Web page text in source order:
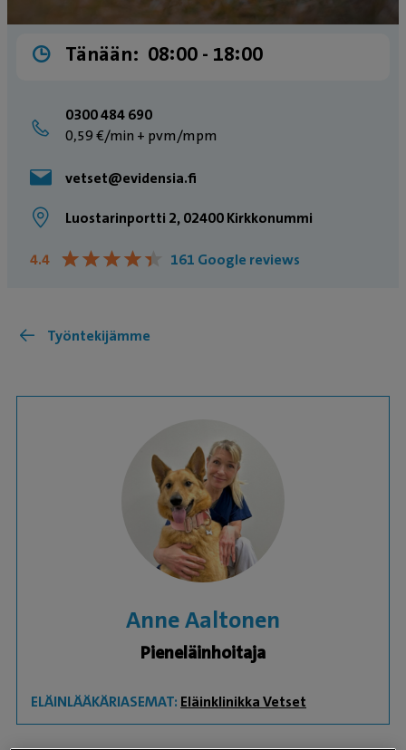
Tänään: 08:00 ­- 18:00
0300 484 690
0,59 €/min + pvm/mpm
vetset@evidensia.fi
Luostarinportti 2, 02400 Kirkkonummi
4.4 ★★★★★
★★★★★ 161 Google reviews
Työntekijämme
Anne Aaltonen
Pieneläinhoitaja
ELÄINLÄÄKÄRIASEMAT: Eläinklinikka Vetset